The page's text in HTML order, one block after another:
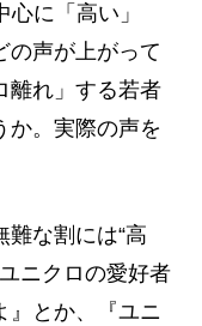
に「高い」
の声が上がって
離れ」する若者
か。実際の声を
難な割には“高
ニクロの愛好者
』とか、『ユニ